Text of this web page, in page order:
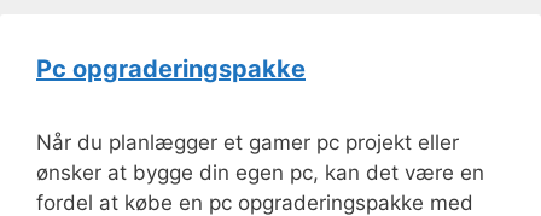
Pc opgraderingspakke
Når du planlægger et gamer pc projekt eller
ønsker at bygge din egen pc, kan det være en
fordel at købe en pc opgraderingspakke med